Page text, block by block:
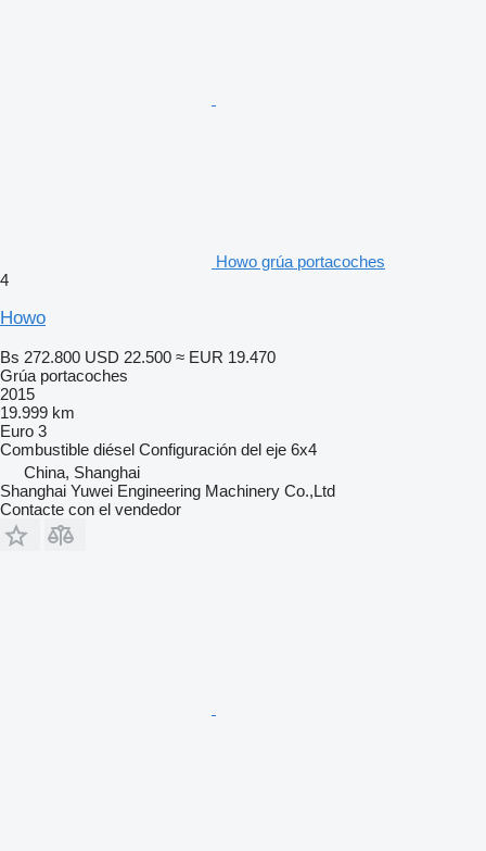
Howo grúa portacoches
4
Howo
Bs 272.800 USD 22.500 ≈ EUR 19.470
Grúa portacoches
2015
19.999 km
Euro 3
Combustible diésel Configuración del eje 6x4
China, Shanghai
Shanghai Yuwei Engineering Machinery Co.,Ltd
Contacte con el vendedor